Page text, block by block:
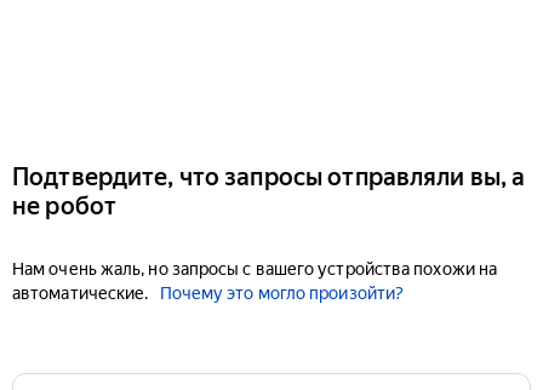
Подтвердите, что запросы отправляли вы, а
не робот
Нам очень жаль, но запросы с вашего устройства похожи на
автоматические.
Почему это могло произойти?